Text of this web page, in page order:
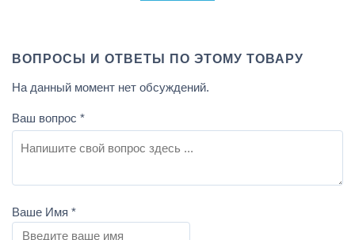
ВОПРОСЫ И ОТВЕТЫ ПО ЭТОМУ ТОВАРУ
На данный момент нет обсуждений.
Ваш вопрос *
Ваше Имя *